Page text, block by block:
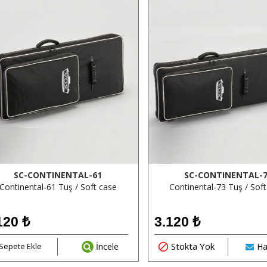
SC-CONTINENTAL-61
61 Tuş / Soft case
₺
Ekle İncele
SC-CONTINENTAL-
Continental-73 Tuş /
3.120 ₺
Stokta Yok